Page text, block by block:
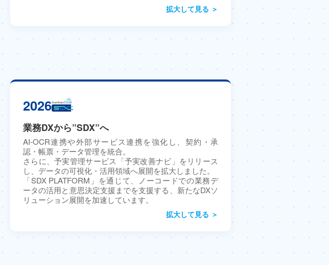
拡大して見る ＞
2026
業務DXから”SDX”へ
AI-OCR連携や外部サービス連携を強化し、契約・承
認・帳票・データ管理を統合。
さらに、予実管理サービス「予実改善ナビ」をリリース
し、データの可視化・活用領域へ展開を拡大しました。
「SDX PLATFORM」を通じて、ノーコードでの業務デ
ータの活用と意思決定支援までを支援する、新たなDXソ
リューション展開を加速しています。
拡大して見る ＞